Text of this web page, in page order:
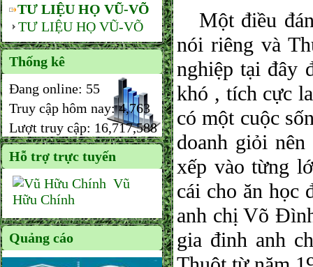
TƯ LIỆU HỌ VŨ-VÕ
TƯ LIỆU HỌ VŨ-VÕ
Thống kê
Đang online: 55
Truy cập hôm nay:4,763
Lượt truy cập: 16,717,588
Hỗ trợ trực tuyến
Vũ
Hữu Chính
Quảng cáo
Một điều
nói riêng và
nghiệp tại đây
khó , tích cực
có một cuộc
doanh giỏi
xếp vào từng
cái cho ăn học
anh chị Võ
gia đinh anh